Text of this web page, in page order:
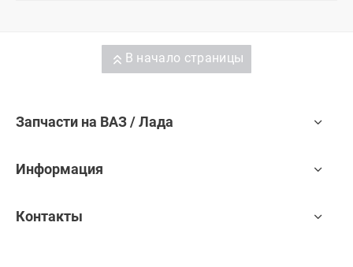
В начало страницы
Запчасти на ВАЗ / Лада
Информация
Контакты